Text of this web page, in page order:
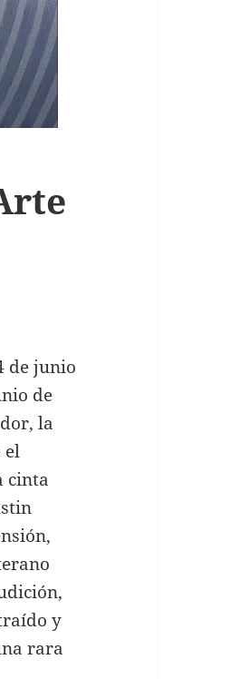
de junio
de
la
el
cinta
y
rara